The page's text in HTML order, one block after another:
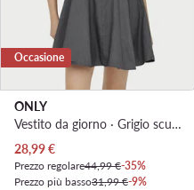
Occasione
ONLY
Vestito da giorno · Grigio scuro · Mini
Prezzo attuale
28,99€
Prezzo regolare44,99 €-35%
Prezzo più basso31,99 €-9%